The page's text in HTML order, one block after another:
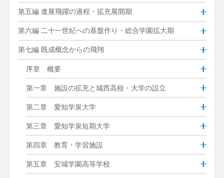
第五編 進展飛躍の過程・拡充展開期
第六編 二十一世紀への基盤作り・総合学園拡大期
第七編 既成概念からの飛翔
序章 概要
第一章 施設の拡充と城西高校・大学の設立
第二章 愛知学泉大学
第三章 愛知学泉短期大学
第四章 教育・学習施設
第五章 安城学園高等学校